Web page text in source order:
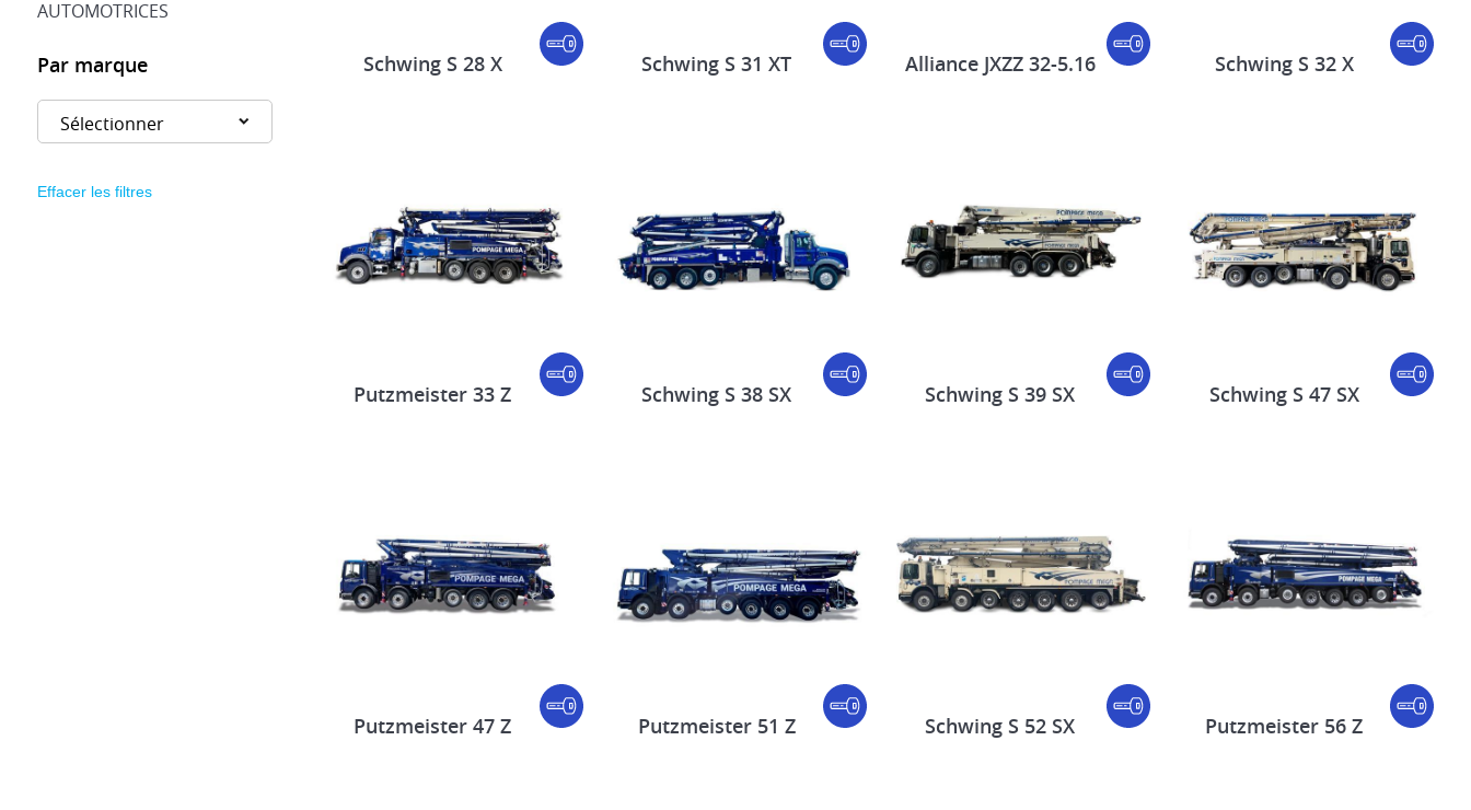
AUTOMOTRICES
Par marque
Effacer les filtres
Schwing S 28 X Schwing S 31 XT Alliance JXZZ 32-5.16 Schwing S 32 X
Putzmeister 33 Z Schwing S 38 SX Schwing S 39 SX Schwing S 47 SX
Putzmeister 47 Z Putzmeister 51 Z Schwing S 52 SX Putzmeister 56 Z